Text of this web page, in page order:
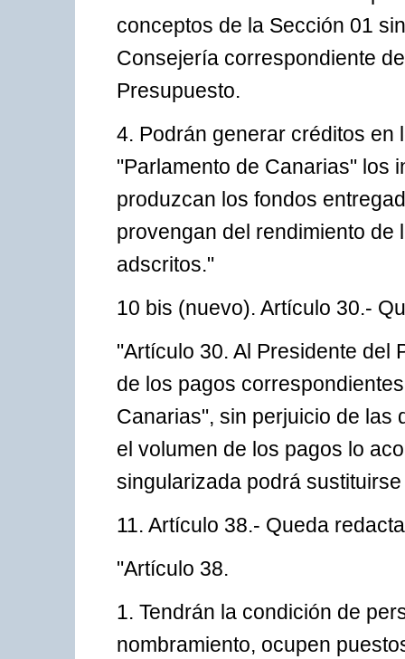
conceptos de la Sección 01
Consejería correspondiente
Presupuesto.
4. Podrán generar créditos en
"Parlamento de Canarias" los
produzcan los fondos
provengan del rendimiento
adscritos."
10 bis (nuevo). Artículo 30.-
"Artículo 30. Al Presidente del
de los pagos
Canarias", sin perjuicio de las
el volumen de los pagos lo
singularizada podrá
11. Artículo 38.- Queda
"Artículo 38.
1. Tendrán la condición de
nombramiento, ocupen